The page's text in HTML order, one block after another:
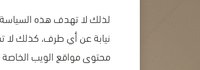
لذلك لا تهدف هذه السياسة
نيابة عن أي طرف، كذلك لا
محتوى مواقع الويب